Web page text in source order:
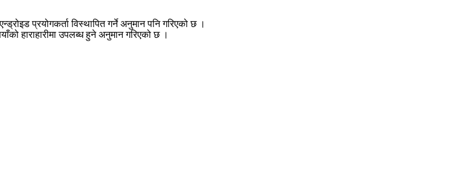
प्रयोगकर्ता विस्थापित गर्ने अनुमान पनि गरिएको छ ।
हाराहारीमा उपलब्ध हुने अनुमान गरिएको छ ।